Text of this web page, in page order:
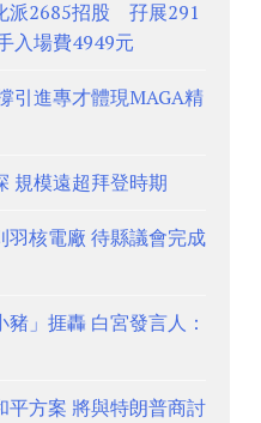
派2685招股 孖展291
入場費4949元
引進專才體現MAGA精
規模遠超拜登時期
羽核電廠 待縣議會完成
」捱轟 白宮發言人：
平方案 將與特朗普商討